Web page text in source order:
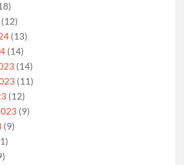
(12)
(13)
(14)
(14)
(11)
(12)
(9)
(9)